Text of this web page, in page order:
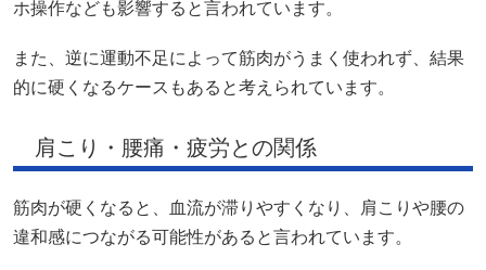
ホ操作なども影響すると言われています。
また、逆に運動不足によって筋肉がうまく使われず、結果
的に硬くなるケースもあると考えられています。
肩こり・腰痛・疲労との関係
筋肉が硬くなると、血流が滞りやすくなり、肩こりや腰の
違和感につながる可能性があると言われています。